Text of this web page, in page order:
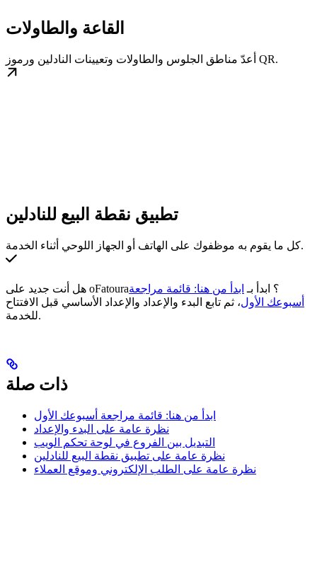
القاعة والطاولات
أعدّ مناطق الجلوس والطاولات وتعيينات النادلين ورموز QR.
تطبيق نقطة البيع للنادلين
كل ما يقوم به موظفوك على الهاتف أو الجهاز اللوحي أثناء الخدمة.
هل أنت جديد على oFatoura؟ ابدأ بـ ابدأ من هنا: قائمة مراجعة
أسبوعك الأول، ثم تابع البدء والإعداد والإعداد الأساسي قبل الافتتاح
للخدمة.
ذات صلة
ابدأ من هنا: قائمة مراجعة أسبوعك الأول
نظرة عامة على البدء والإعداد
التبديل بين الفروع في لوحة تحكم الويب
نظرة عامة على تطبيق نقطة البيع للنادلين
نظرة عامة على الطلب الإلكتروني وموقع العملاء